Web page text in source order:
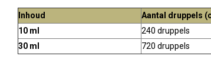
Inhoud Aantal druppels
10 ml
240 druppels
30 ml
720 druppels